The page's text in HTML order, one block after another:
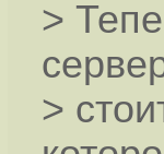
>
>